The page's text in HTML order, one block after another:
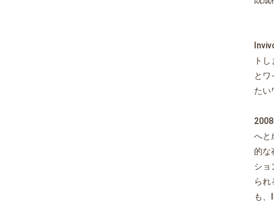
ト
とワ
たい
へと
的な
ショ
られ
も、